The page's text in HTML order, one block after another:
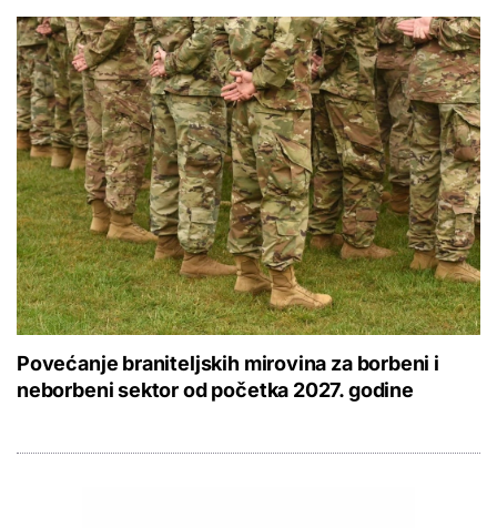
Povećanje braniteljskih mirovina za borbeni i
neborbeni sektor od početka 2027. godine